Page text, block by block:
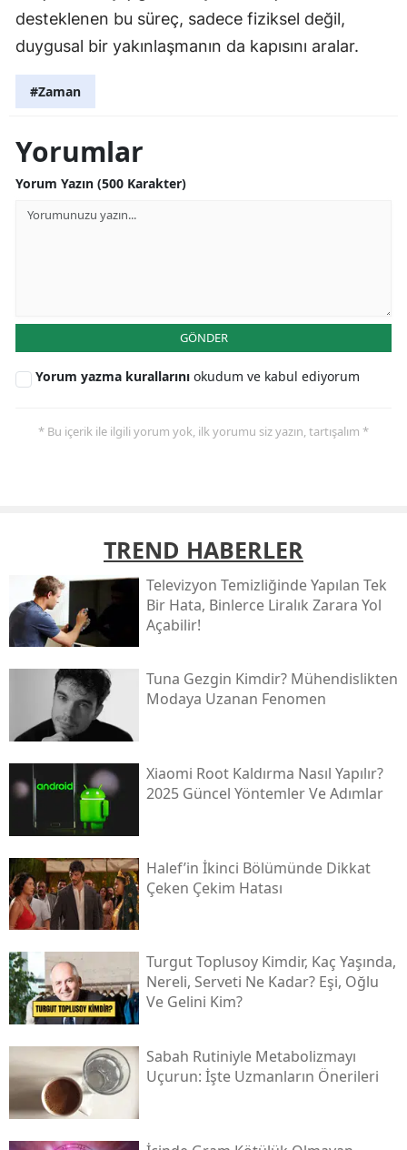
desteklenen bu süreç, sadece fiziksel değil,
duygusal bir yakınlaşmanın da kapısını aralar.
#Zaman
Yorumlar
Yorum Yazın (500 Karakter)
GÖNDER
Yorum yazma kurallarını okudum ve kabul ediyorum
* Bu içerik ile ilgili yorum yok, ilk yorumu siz yazın, tartışalım *
TREND HABERLER
Televizyon Temizliğinde Yapılan Tek
Bir Hata, Binlerce Liralık Zarara Yol
Açabilir!
Tuna Gezgin Kimdir? Mühendislikten
Modaya Uzanan Fenomen
Xiaomi Root Kaldırma Nasıl Yapılır?
2025 Güncel Yöntemler Ve Adımlar
Halef’in İkinci Bölümünde Dikkat
Çeken Çekim Hatası
Turgut Toplusoy Kimdir, Kaç Yaşında,
Nereli, Serveti Ne Kadar? Eşi, Oğlu
Ve Gelini Kim?
Sabah Rutiniyle Metabolizmayı
Uçurun: İşte Uzmanların Önerileri